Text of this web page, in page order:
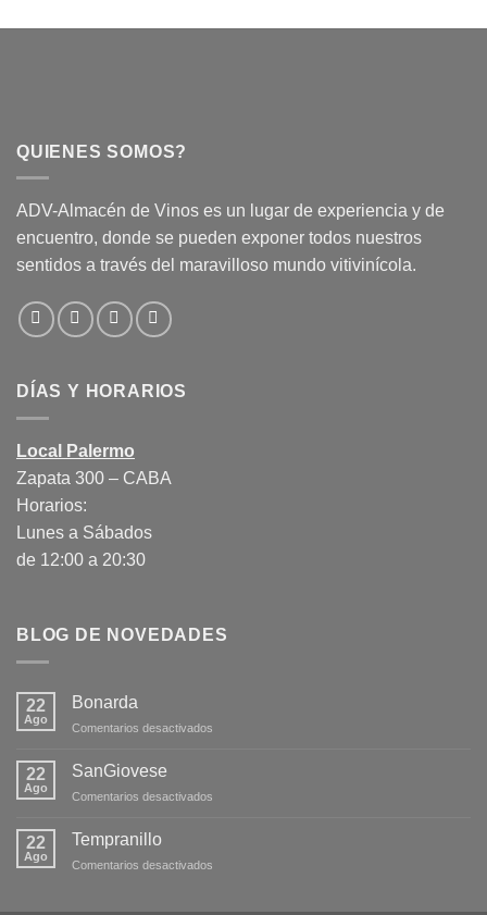
QUIENES SOMOS?
ADV-Almacén de Vinos es un lugar de experiencia y de
encuentro, donde se pueden exponer todos nuestros
sentidos a través del maravilloso mundo vitivinícola.
DÍAS Y HORARIOS
Local Palermo
Zapata 300 – CABA
Horarios:
Lunes a Sábados
de 12:00 a 20:30
BLOG DE NOVEDADES
22
Ago
Bonarda
Comentarios desactivados
22
Ago
SanGiovese
Comentarios desactivados
22
Ago
Tempranillo
Comentarios desactivados